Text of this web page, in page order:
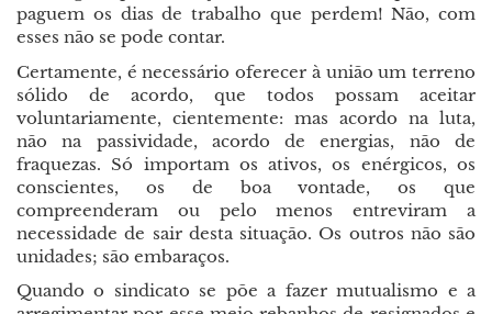
paguem os dias de trabalho que perdem! Não, com
esses não se pode contar.
Certamente, é necessário oferecer à união um terreno
sólido de acordo, que todos possam aceitar
voluntariamente, cientemente: mas acordo na luta,
não na passividade, acordo de energias, não de
fraquezas. Só importam os ativos, os enérgicos, os
conscientes, os de boa vontade, os que
compreenderam ou pelo menos entreviram a
necessidade de sair desta situação. Os outros não são
unidades; são embaraços.
Quando o sindicato se põe a fazer mutualismo e a